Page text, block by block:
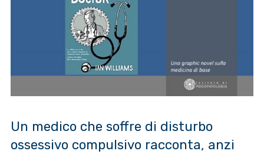
Un medico che soffre di disturbo
ossessivo compulsivo racconta, anzi